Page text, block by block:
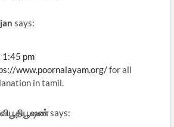
says:
1:45 pm
www.poornalayam.org/for all
in tamil.
says: